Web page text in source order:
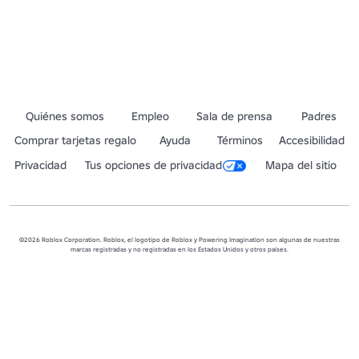
Quiénes somos Empleo Sala de prensa
Padres
Comprar tarjetas regalo
Ayuda Términos
Accesibilidad
Privacidad
Tus opciones de privacidad Mapa del sitio
©2026 Roblox Corporation. Roblox, el logotipo de Roblox y Powering Imagination son algunas de nuestras
marcas registradas y no registradas en los Estados Unidos y otros países.